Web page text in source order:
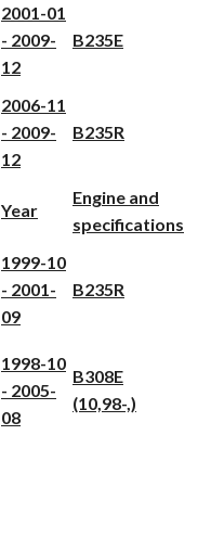
2001-01
- 2009-
12
B235E
2006-11
- 2009-
12
B235R
Year
Engine and
specifications
1999-10
- 2001-
09
B235R
1998-10
- 2005-
08
B308E
(10,98-,)